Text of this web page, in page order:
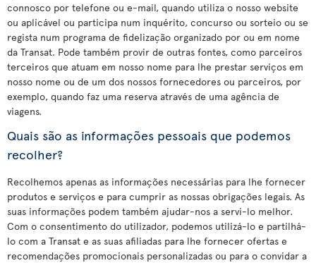
connosco por telefone ou e-mail, quando utiliza o nosso website
ou aplicável ou participa num inquérito, concurso ou sorteio ou se
regista num programa de fidelização organizado por ou em nome
da Transat. Pode também provir de outras fontes, como parceiros
terceiros que atuam em nosso nome para lhe prestar serviços em
nosso nome ou de um dos nossos fornecedores ou parceiros, por
exemplo, quando faz uma reserva através de uma agência de
viagens.
Quais são as informações pessoais que podemos
recolher?
Recolhemos apenas as informações necessárias para lhe fornecer
produtos e serviços e para cumprir as nossas obrigações legais. As
suas informações podem também ajudar-nos a servi-lo melhor.
Com o consentimento do utilizador, podemos utilizá-lo e partilhá-
lo com a Transat e as suas afiliadas para lhe fornecer ofertas e
recomendações promocionais personalizadas ou para o convidar a